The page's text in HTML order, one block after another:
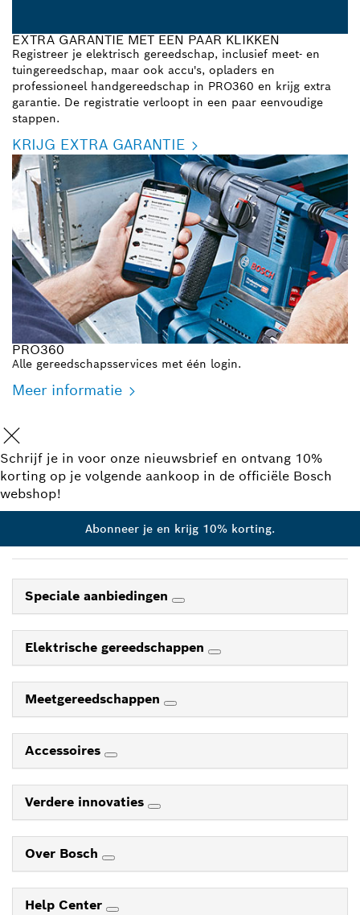
EXTRA GARANTIE MET EEN PAAR KLIKKEN
Registreer je elektrisch gereedschap, inclusief meet- en
tuingereedschap, maar ook accu's, opladers en
professioneel handgereedschap in PRO360 en krijg extra
garantie. De registratie verloopt in een paar eenvoudige
stappen.
KRIJG EXTRA GARANTIE
PRO360
Alle gereedschapsservices met één login.
Meer informatie
Schrijf je in voor onze nieuwsbrief en ontvang 10%
korting op je volgende aankoop in de officiële Bosch
webshop!
Abonneer je en krijg 10% korting.
Speciale aanbiedingen
Elektrische gereedschappen
Meetgereedschappen
Accessoires
Verdere innovaties
Over Bosch
Help Center